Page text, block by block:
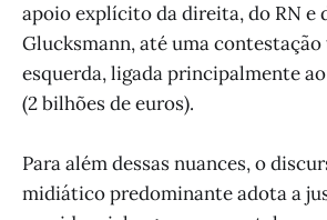
apoio explícito da direita, do RN e
Glucksmann, até uma
esquerda, ligada principalmente
(2 bilhões de euros).
Para além dessas nuances, o
midiático predominante adota a